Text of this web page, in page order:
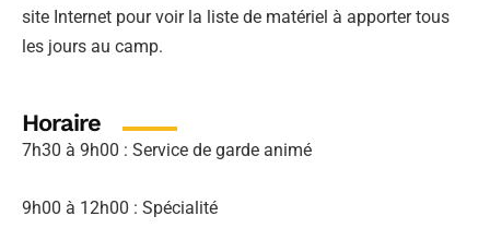
site Internet pour voir la liste de matériel à apporter tous
les jours au camp.
Horaire
7h30 à 9h00 : Service de garde animé
9h00 à 12h00 : Spécialité